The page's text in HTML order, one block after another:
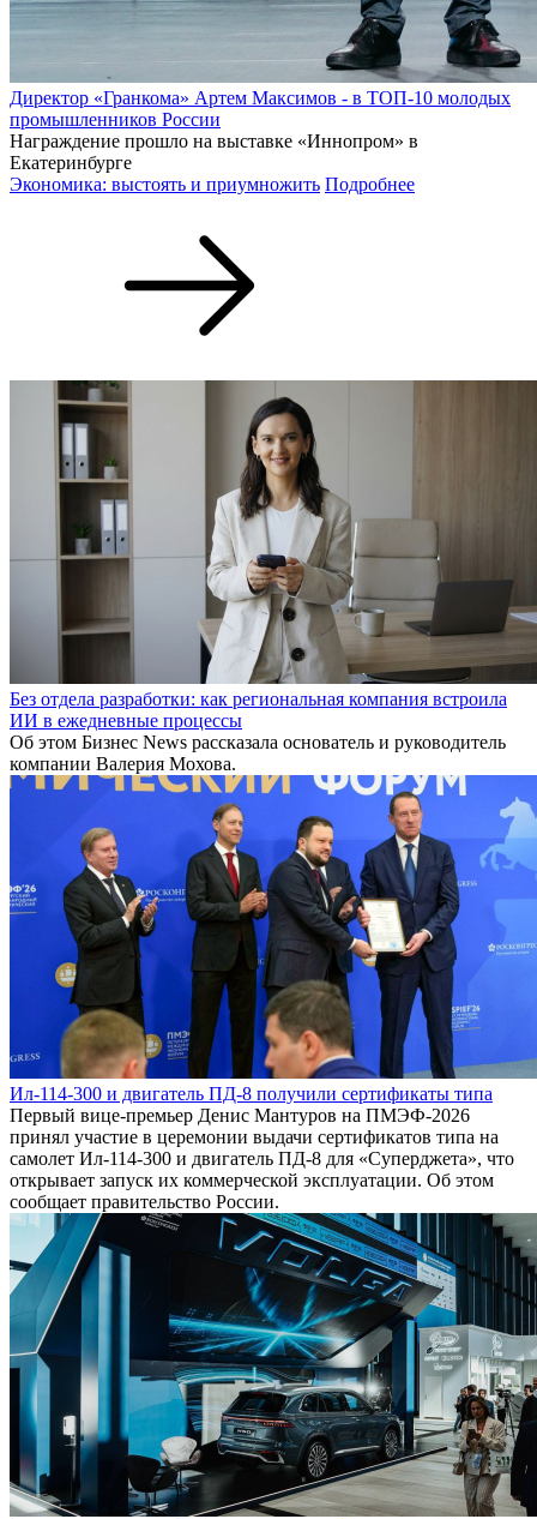
Директор «Гранкома» Артем Максимов - в ТОП-10 молодых
промышленников России
Награждение прошло на выставке «Иннопром» в
Екатеринбурге
Экономика: выстоять и приумножить Подробнее
Без отдела разработки: как региональная компания встроила
ИИ в ежедневные процессы
Об этом Бизнес News рассказала основатель и руководитель
компании Валерия Мохова.
Ил-114-300 и двигатель ПД-8 получили сертификаты типа
Первый вице-премьер Денис Мантуров на ПМЭФ-2026
принял участие в церемонии выдачи сертификатов типа на
самолет Ил-114-300 и двигатель ПД-8 для «Суперджета», что
открывает запуск их коммерческой эксплуатации. Об этом
сообщает правительство России.